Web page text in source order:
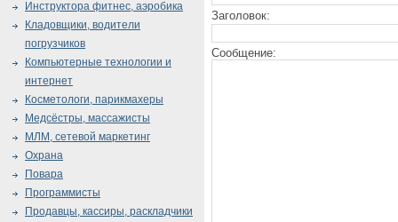
Заголовок:
Сообщение:
Инструктора фитнес, аэробика
Кладовщики, водители
погрузчиков
Компьютерные технологии и
интернет
Косметологи, парикмахеры
Медсёстры, массажисты
МЛМ, сетевой маркетинг
Охрана
Повара
Программисты
Продавцы, кассиры, раскладчики